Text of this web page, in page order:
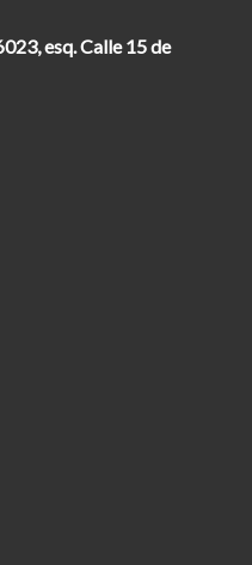
esq. Calle 15 de